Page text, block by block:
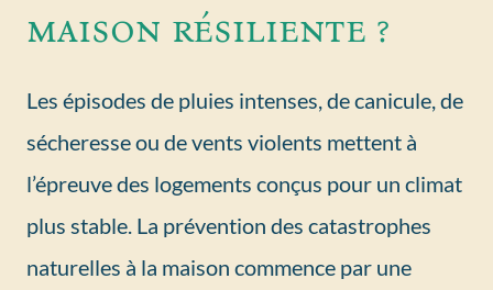
maison résiliente ?
Les épisodes de pluies intenses, de canicule, de
sécheresse ou de vents violents mettent à
l’épreuve des logements conçus pour un climat
plus stable. La prévention des catastrophes
naturelles à la maison commence par une